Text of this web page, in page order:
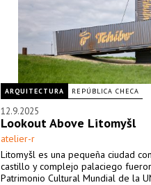
ARQUITECTURA REPÚBLICA CHECA
12.9.2025
Lookout Above Litomyšl
atelier-r
Litomyšl es una pequeña ciudad
castillo y complejo palaciego
Patrimonio Cultural Mundial de la